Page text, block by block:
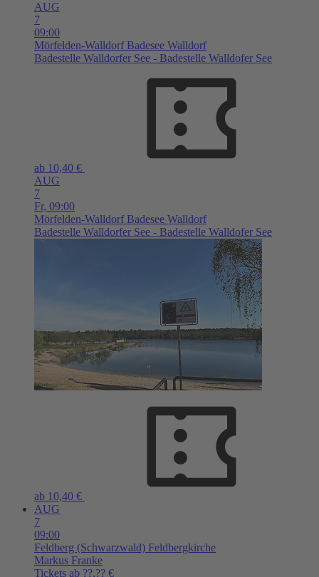
AUG
7
09:00
Mörfelden-Walldorf Badesee Walldorf
Badestelle Walldorfer See - Badestelle Walldofer See
ab 10,40 €
AUG
7
Fr, 09:00
Mörfelden-Walldorf Badesee Walldorf
Badestelle Walldorfer See - Badestelle Walldofer See
ab 10,40 €
AUG
7
09:00
Feldberg (Schwarzwald) Feldbergkirche
Markus Franke
Tickets ab ??,?? €